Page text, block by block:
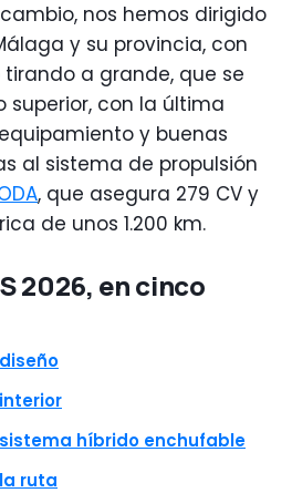
nos hemos dirigido
y su provincia, con
a grande, que se
con la última
y buenas
al sistema de propulsión
, que asegura 279 CV y
de unos 1.200 km.
2026, en cinco
diseño
interior
sistema híbrido enchufable
la ruta